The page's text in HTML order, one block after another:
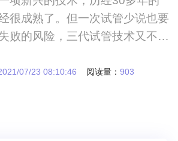
很成熟了。但一次试管少说也要
败的风险，三代试管技术又不知
07/23 08:10:46 阅读量： 903